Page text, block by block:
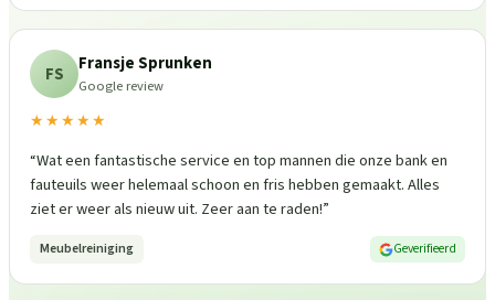
FS Fransje Sprunken
Google review
★★★★★
“Wat een fantastische service en top mannen die onze bank en
fauteuils weer helemaal schoon en fris hebben gemaakt. Alles
ziet er weer als nieuw uit. Zeer aan te raden!”
Meubelreiniging Geverifieerd